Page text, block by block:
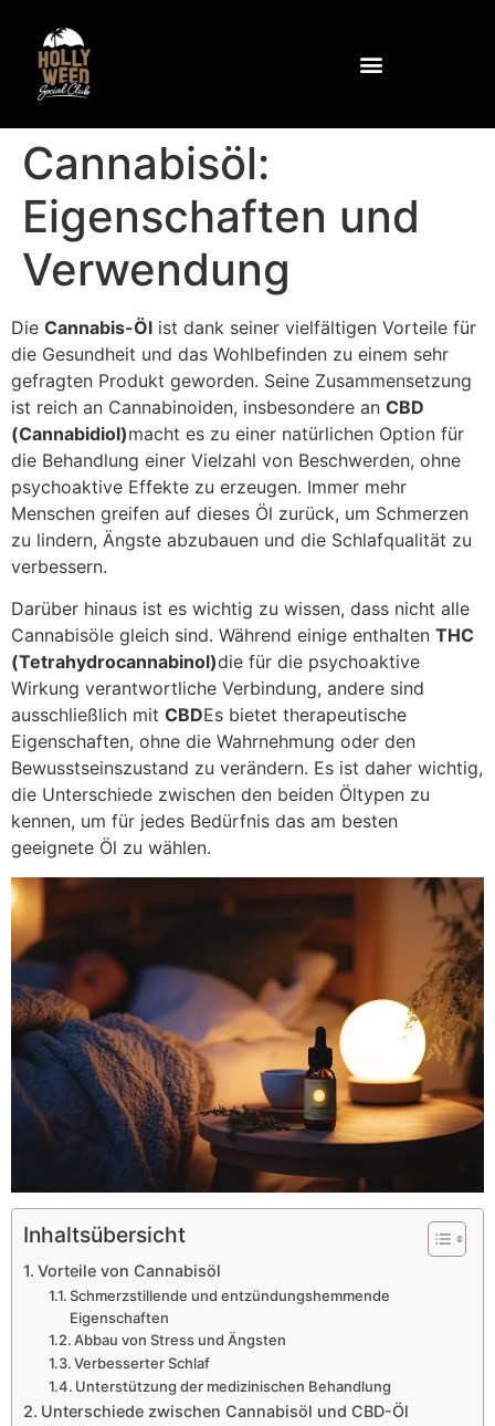
Cannabisöl:
Eigenschaften und
Verwendung
Die Cannabis-Öl ist dank seiner vielfältigen Vorteile für
die Gesundheit und das Wohlbefinden zu einem sehr
gefragten Produkt geworden. Seine Zusammensetzung
ist reich an Cannabinoiden, insbesondere an CBD
(Cannabidiol)macht es zu einer natürlichen Option für
die Behandlung einer Vielzahl von Beschwerden, ohne
psychoaktive Effekte zu erzeugen. Immer mehr
Menschen greifen auf dieses Öl zurück, um Schmerzen
zu lindern, Ängste abzubauen und die Schlafqualität zu
verbessern.
Darüber hinaus ist es wichtig zu wissen, dass nicht alle
Cannabisöle gleich sind. Während einige enthalten THC
(Tetrahydrocannabinol)die für die psychoaktive
Wirkung verantwortliche Verbindung, andere sind
ausschließlich mit CBDEs bietet therapeutische
Eigenschaften, ohne die Wahrnehmung oder den
Bewusstseinszustand zu verändern. Es ist daher wichtig,
die Unterschiede zwischen den beiden Öltypen zu
kennen, um für jedes Bedürfnis das am besten
geeignete Öl zu wählen.
Inhaltsübersicht
Vorteile von Cannabisöl
Schmerzstillende und entzündungshemmende
Eigenschaften
Abbau von Stress und Ängsten
Verbesserter Schlaf
Unterstützung der medizinischen Behandlung
Unterschiede zwischen Cannabisöl und CBD-Öl